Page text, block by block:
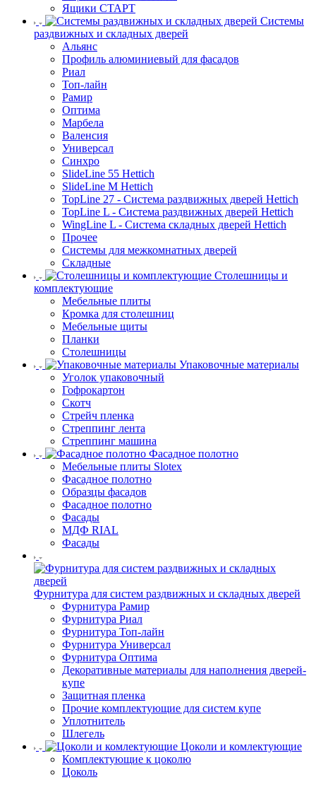
Ящики СТАРТ
Системы
раздвижных и складных дверей
Альянс
Профиль алюминиевый для фасадов
Риал
Топ-лайн
Рамир
Оптима
Марбела
Валенсия
Универсал
Синхро
SlideLine 55 Hettich
SlideLine M Hettich
TopLine 27 - Система раздвижных дверей Hettich
TopLine L - Система раздвижных дверей Hettich
WingLine L - Система складных дверей Hettich
Прочее
Системы для межкомнатных дверей
Складные
Столешницы и
комплектующие
Мебельные плиты
Кромка для столешниц
Мебельные щиты
Планки
Столешницы
Упаковочные материалы
Уголок упаковочный
Гофрокартон
Скотч
Стрейч пленка
Стреппинг лента
Стреппинг машина
Фасадное полотно
Мебельные плиты Slotex
Фасадное полотно
Образцы фасадов
Фасадное полотно
Фасады
МДФ RIAL
Фасады
Фурнитура для систем раздвижных и складных дверей
Фурнитура Рамир
Фурнитура Риал
Фурнитура Топ-лайн
Фурнитура Универсал
Фурнитура Оптима
Декоративные материалы для наполнения дверей-
купе
Защитная пленка
Прочие комплектующие для систем купе
Уплотнитель
Шлегель
Цоколи и комлектующие
Комплектующие к цоколю
Цоколь